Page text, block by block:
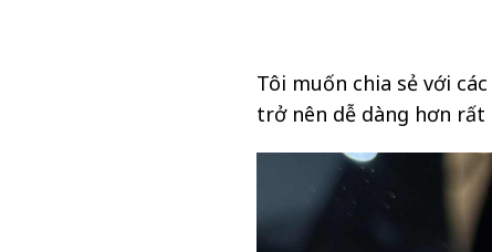
Tôi muốn chia sẻ với
trở nên dễ dàng hơn rất